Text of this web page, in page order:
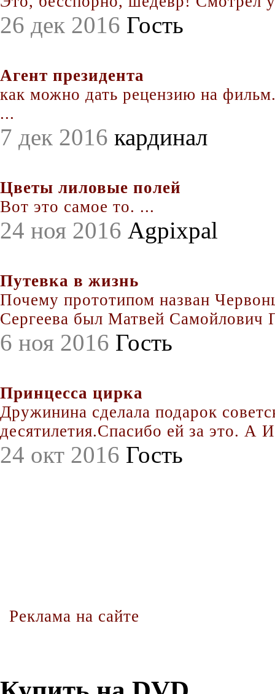
26 дек 2016 Гость
Агент президента
как можно дать рецензию на
...
7 дек 2016 кардинал
Цветы лиловые полей
Вот это самое то. ...
24 ноя 2016 Agpixpal
Путевка в жизнь
Почему прототипом назван
Сергеева был Матвей Самойлович
6 ноя 2016 Гость
Принцесса цирка
Дружинина сделала подарок
десятилетия.Спасибо ей за это. А
24 окт 2016 Гость
Реклама на сайте